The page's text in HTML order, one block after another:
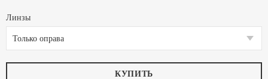
Линзы
Только оправа
КУПИТЬ